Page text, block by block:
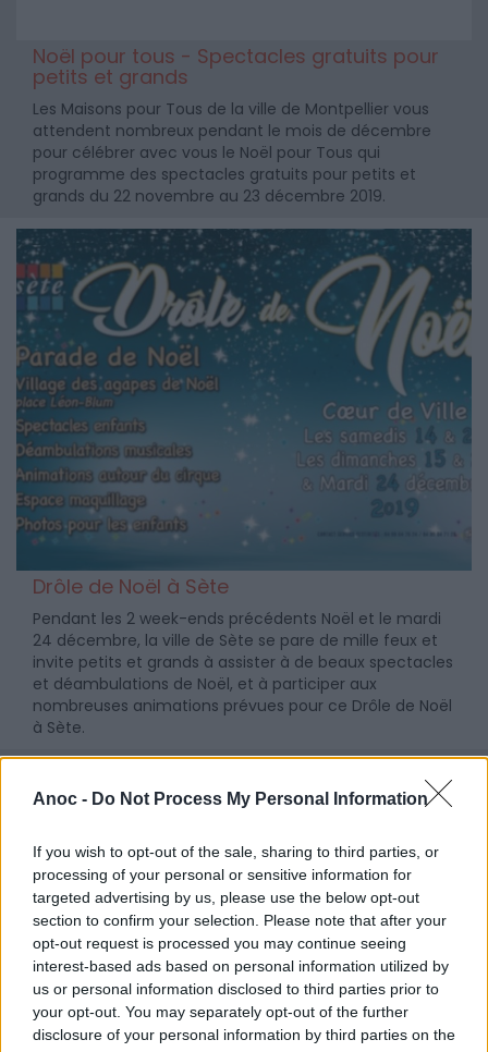
Anoc - Do Not Process My Personal Information
If you wish to opt-out of the sale, sharing to third parties, or
processing of your personal or sensitive information for
targeted advertising by us, please use the below opt-out
section to confirm your selection. Please note that after your
opt-out request is processed you may continue seeing
interest-based ads based on personal information utilized by
us or personal information disclosed to third parties prior to
your opt-out. You may separately opt-out of the further
disclosure of your personal information by third parties on the
Noël pour tous - Spectacles gratuits pour
petits et grands
Les Maisons pour Tous de la ville de Montpellier vous
attendent nombreux pendant le mois de décembre
pour célébrer avec vous le Noël pour Tous qui
programme des spectacles gratuits pour petits et
grands du 22 novembre au 23 décembre 2019.
Drôle de Noël à Sète
Pendant les 2 week-ends précédents Noël et le mardi
24 décembre, la ville de Sète se pare de mille feux et
invite petits et grands à assister à de beaux spectacles
et déambulations de Noël, et à participer aux
nombreuses animations prévues pour ce Drôle de Noël
à Sète.